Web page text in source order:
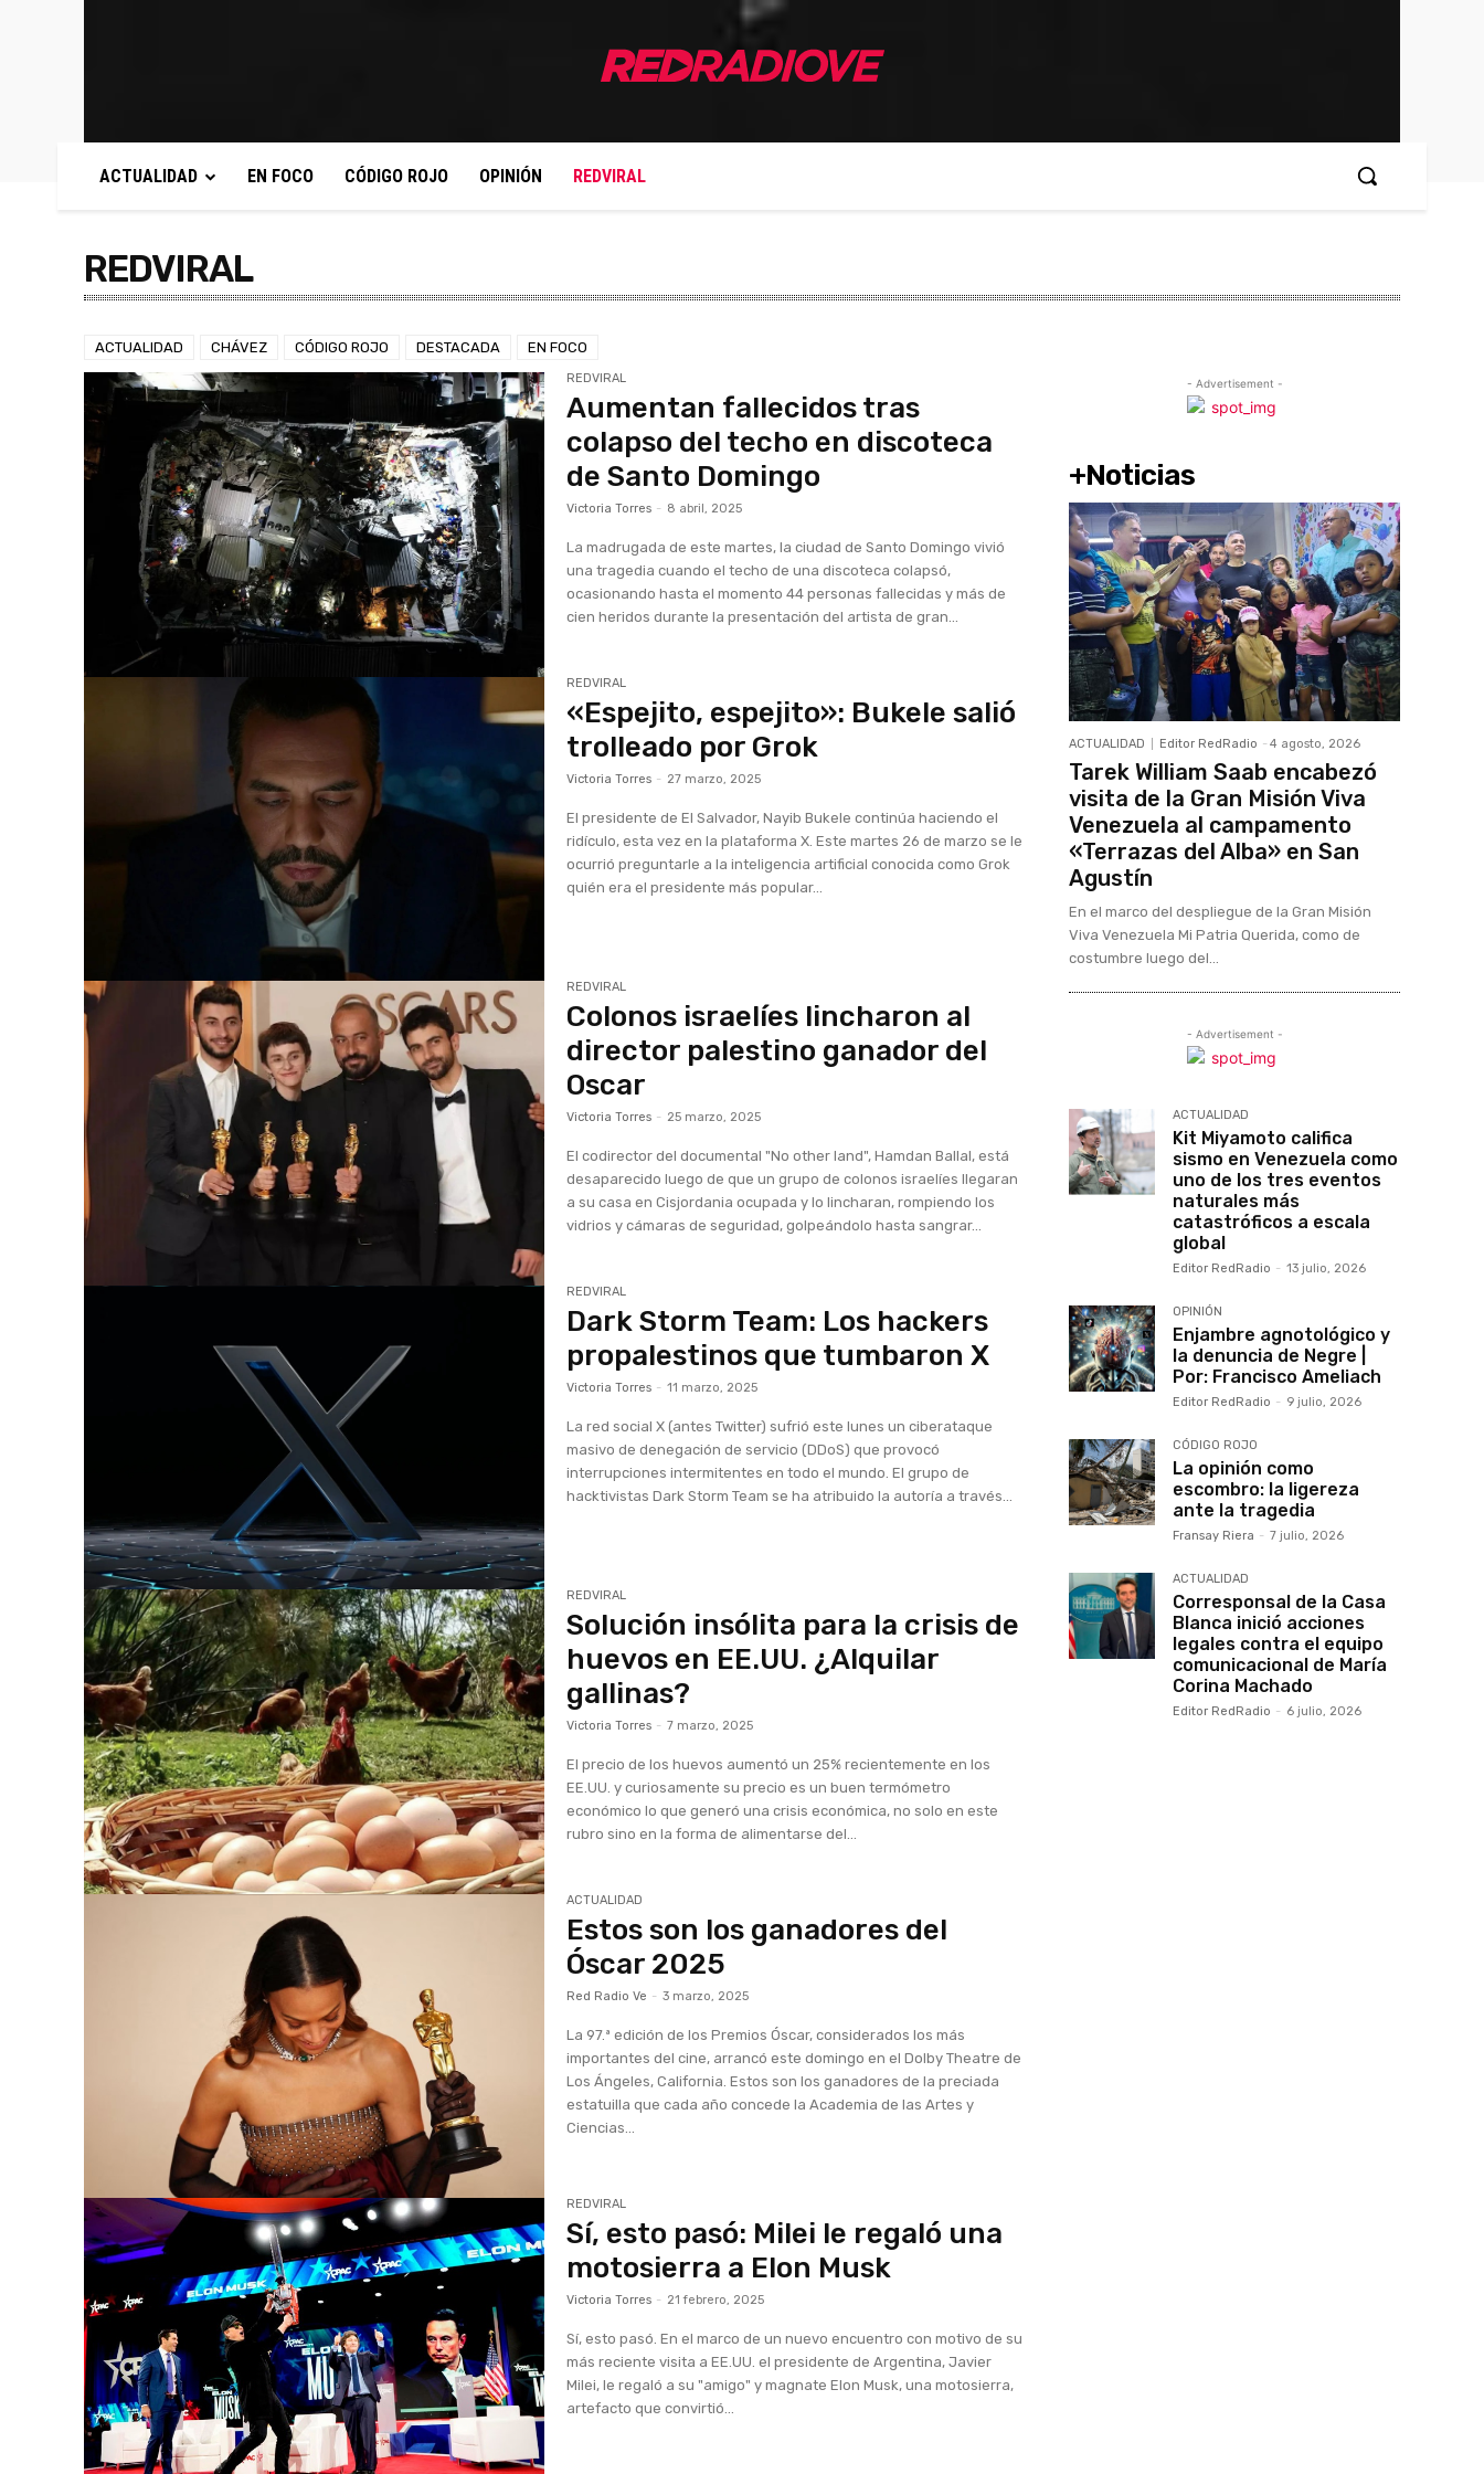
ACTUALIDAD EN FOCO CÓDIGO ROJO OPINIÓN REDVIRAL
REDVIRAL
ACTUALIDAD CHÁVEZ CÓDIGO ROJO DESTACADA EN FOCO
REDVIRAL
Aumentan fallecidos tras
colapso del techo en discoteca
de Santo Domingo
Victoria Torres - 8 abril, 2025
La madrugada de este martes, la ciudad de Santo Domingo vivió
una tragedia cuando el techo de una discoteca colapsó,
ocasionando hasta el momento 44 personas fallecidas y más de
cien heridos durante la presentación del artista de gran...
REDVIRAL
«Espejito, espejito»: Bukele salió
trolleado por Grok
Victoria Torres - 27 marzo, 2025
El presidente de El Salvador, Nayib Bukele continúa haciendo el
ridículo, esta vez en la plataforma X. Este martes 26 de marzo se le
ocurrió preguntarle a la inteligencia artificial conocida como Grok
quién era el presidente más popular...
REDVIRAL
Colonos israelíes lincharon al
director palestino ganador del
Oscar
Victoria Torres - 25 marzo, 2025
El codirector del documental "No other land", Hamdan Ballal, está
desaparecido luego de que un grupo de colonos israelíes llegaran
a su casa en Cisjordania ocupada y lo lincharan, rompiendo los
vidrios y cámaras de seguridad, golpeándolo hasta sangrar...
REDVIRAL
Dark Storm Team: Los hackers
propalestinos que tumbaron X
Victoria Torres - 11 marzo, 2025
La red social X (antes Twitter) sufrió este lunes un ciberataque
masivo de denegación de servicio (DDoS) que provocó
interrupciones intermitentes en todo el mundo. El grupo de
hacktivistas Dark Storm Team se ha atribuido la autoría a través...
REDVIRAL
Solución insólita para la crisis de
huevos en EE.UU. ¿Alquilar
gallinas?
Victoria Torres - 7 marzo, 2025
El precio de los huevos aumentó un 25% recientemente en los
EE.UU. y curiosamente su precio es un buen termómetro
económico lo que generó una crisis económica, no solo en este
rubro sino en la forma de alimentarse del...
ACTUALIDAD
Estos son los ganadores del
Óscar 2025
Red Radio Ve - 3 marzo, 2025
La 97.ª edición de los Premios Óscar, considerados los más
importantes del cine, arrancó este domingo en el Dolby Theatre de
Los Ángeles, California. Estos son los ganadores de la preciada
estatuilla que cada año concede la Academia de las Artes y
Ciencias...
REDVIRAL
Sí, esto pasó: Milei le regaló una
motosierra a Elon Musk
Victoria Torres - 21 febrero, 2025
Sí, esto pasó. En el marco de un nuevo encuentro con motivo de su
más reciente visita a EE.UU. el presidente de Argentina, Javier
Milei, le regaló a su "amigo" y magnate Elon Musk, una motosierra,
artefacto que convirtió...
- Advertisement -
+Noticias
ACTUALIDAD Editor RedRadio - 4 agosto, 2026
Tarek William Saab encabezó
visita de la Gran Misión Viva
Venezuela al campamento
«Terrazas del Alba» en San
Agustín
En el marco del despliegue de la Gran Misión
Viva Venezuela Mi Patria Querida, como de
costumbre luego del...
- Advertisement -
ACTUALIDAD
Kit Miyamoto califica
sismo en Venezuela como
uno de los tres eventos
naturales más
catastróficos a escala
global
Editor RedRadio - 13 julio, 2026
OPINIÓN
Enjambre agnotológico y
la denuncia de Negre |
Por: Francisco Ameliach
Editor RedRadio - 9 julio, 2026
CÓDIGO ROJO
La opinión como
escombro: la ligereza
ante la tragedia
Fransay Riera - 7 julio, 2026
ACTUALIDAD
Corresponsal de la Casa
Blanca inició acciones
legales contra el equipo
comunicacional de María
Corina Machado
Editor RedRadio - 6 julio, 2026